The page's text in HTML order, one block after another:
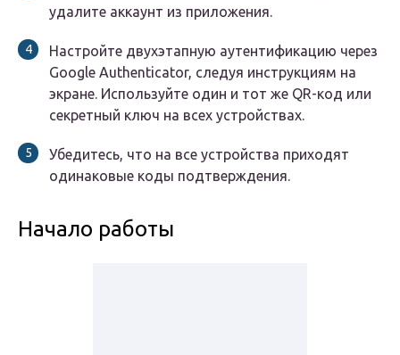
удалите аккаунт из приложения.
Настройте двухэтапную аутентификацию через
Google Authenticator, следуя инструкциям на
экране. Используйте один и тот же QR-код или
секретный ключ на всех устройствах.
Убедитесь, что на все устройства приходят
одинаковые коды подтверждения.
Начало работы